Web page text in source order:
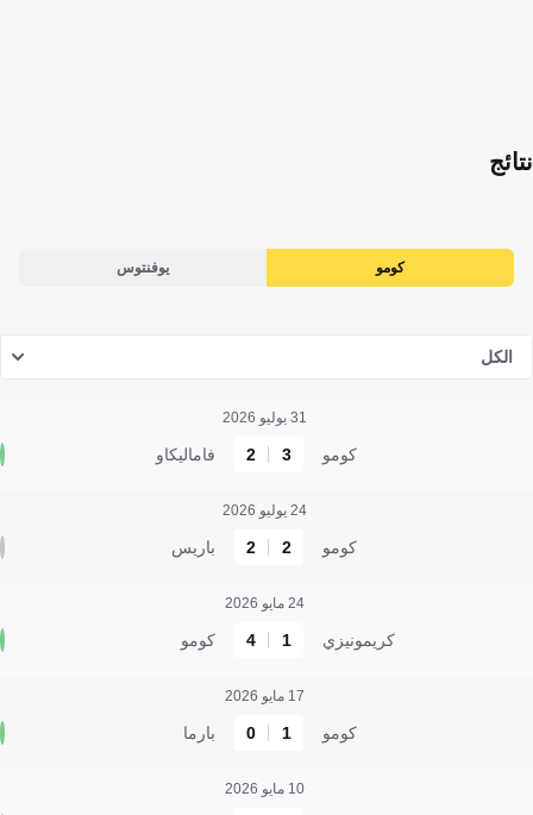
نتائج
كومو يوفنتوس
الكل
31 يوليو 2026
كومو 3
2 فاماليكاو
24 يوليو 2026
كومو 2
2 باريس
24 مايو 2026
كريمونيزي 1
4 كومو
17 مايو 2026
كومو 1
0 بارما
10 مايو 2026